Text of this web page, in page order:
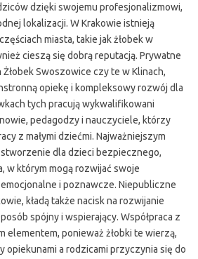
dzięki swojemu profesjonalizmowi,
lokalizacji. W Krakowie istnieją
miasta, takie jak żłobek w
cieszą się dobrą reputacją. Prywatne
Żłobek Swoszowice czy te w Klinach,
opiekę i kompleksowy rozwój dla
tych pracują wykwalifikowani
pedagodzy i nauczyciele, którzy
z małymi dziećmi. Najważniejszym
dla dzieci bezpiecznego,
w którym mogą rozwijać swoje
i poznawcze. Niepubliczne
kładą także nacisk na rozwijanie
spójny i wspierający. Współpraca z
elementem, ponieważ żłobki te wierzą,
opiekunami a rodzicami przyczynia się do